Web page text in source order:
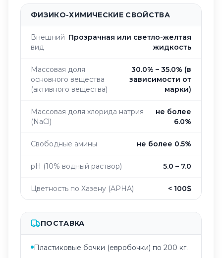
ФИЗИКО-ХИМИЧЕСКИЕ СВОЙСТВА
Внешний
вид
Прозрачная или светло-желтая
жидкость
Массовая доля
основного вещества
(активного вещества)
30.0% – 35.0% (в
зависимости от
марки)
Массовая доля хлорида натрия
(NaCl)
не более
6.0%
Свободные амины не более 0.5%
pH (10% водный раствор) 5.0 – 7.0
Цветность по Хазену (APHA) < 100$
ПОСТАВКА
Пластиковые бочки (евробочки) по 200 кг.